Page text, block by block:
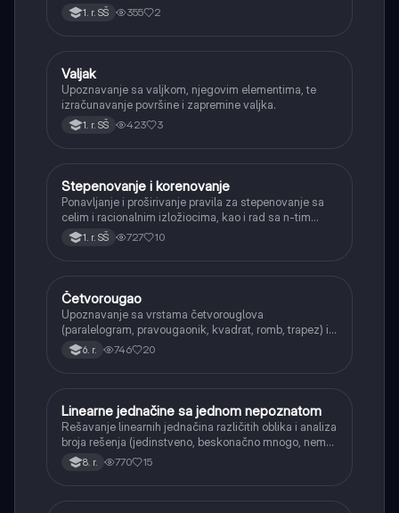
1. r. SŠ 355 2
Matematika
Valjak
Upoznavanje sa valjkom, njegovim elementima, te
izračunavanje površine i zapremine valjka.
1. r. SŠ 423 3
Matematika
Stepenovanje i korenovanje
Ponavljanje i proširivanje pravila za stepenovanje sa
celim i racionalnim izložiocima, kao i rad sa n-tim
korenima i racionalizacijom imenioca.
1. r. SŠ 727 10
Matematika
Četvorougao
Upoznavanje sa vrstama četvorouglova
(paralelogram, pravougaonik, kvadrat, romb, trapez) i
njihovim osnovnim svojstvima.
6. r. 746 20
Matematika
Linearne jednačine sa jednom nepoznatom
Rešavanje linearnih jednačina različitih oblika i analiza
broja rešenja (jedinstveno, beskonačno mnogo, nema
rešenja).
8. r. 770 15